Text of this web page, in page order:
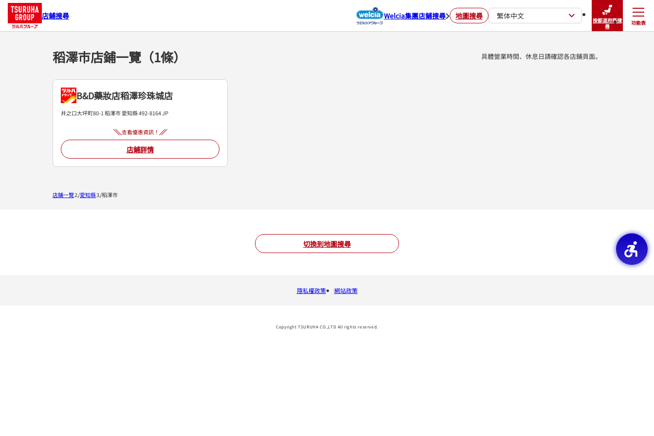
店鋪搜尋 Welcia集團店鋪搜尋 地圖搜尋 繁体中文
按都道府縣搜
尋
功能表
關閉
稻澤市店鋪一覽（1條） 具體營業時間、休息日請確認各店鋪頁面。
B&D藥妝店稻澤珍珠城店
井之口大坪町80-1 稻澤市愛知縣492-8164JP
查看優惠資訊！
店鋪詳情
切換到地圖搜尋
店鋪一覽 愛知縣 稻澤市
隱私權政策 網站政策
Copyright TSURUHA CO.,LTD All rights reserved.